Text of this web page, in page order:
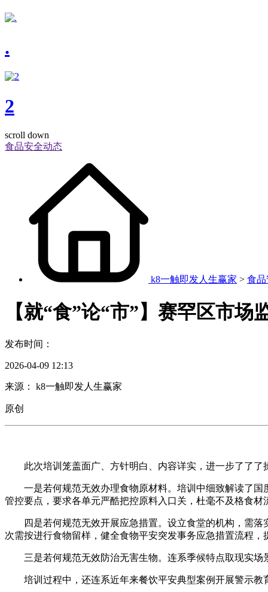
.
2
scroll down
食品安全动态
k8一触即发人生赢家 > 食
【就“食”论“市”】赛罕区市场
发布时间：
2026-04-09 12:13
来源： k8一触即发人生赢家
原创
此次培训笼盖面广、方针明白、内容详实，进一步了了了
一是若何规范无效办理食物原材料。培训中细致解读了国
管控要点，要求各单元严酷把控原料入口关，杜毫不及格食材
四是若何规范无效开展应急措置。设立食堂的机构，需落
次需按进行食物留样，健全食物平安突发事务应急措置流程
三是若何规范无效防治无害生物。连系季候特点取现实场
培训过程中，还连系近年来餐饮平安典型案例开展警示教